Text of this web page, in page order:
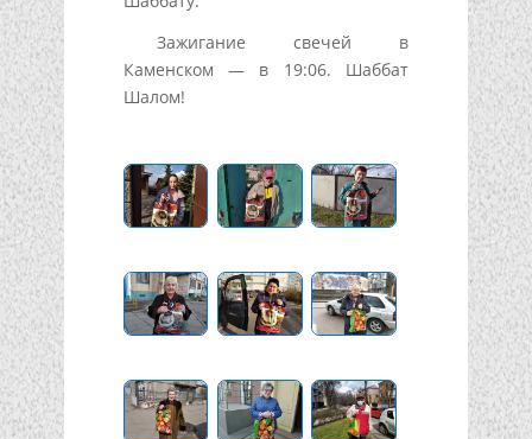
Зажигание свечей в
Каменском — в 19:06. Шаббат
Шалом!